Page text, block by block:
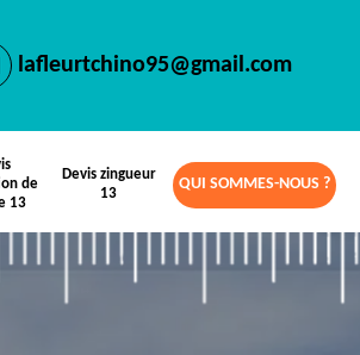
lafleurtchino95@gmail.com
de
13
Devis zingueur
13
QUI SOMMES-NOUS ?